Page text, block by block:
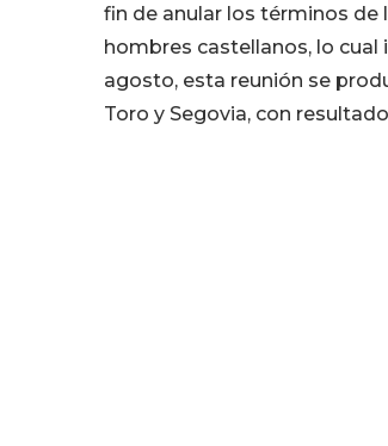
fin de anular los términos de
hombres castellanos, lo cual
agosto, esta reunión se
Toro y Segovia, con